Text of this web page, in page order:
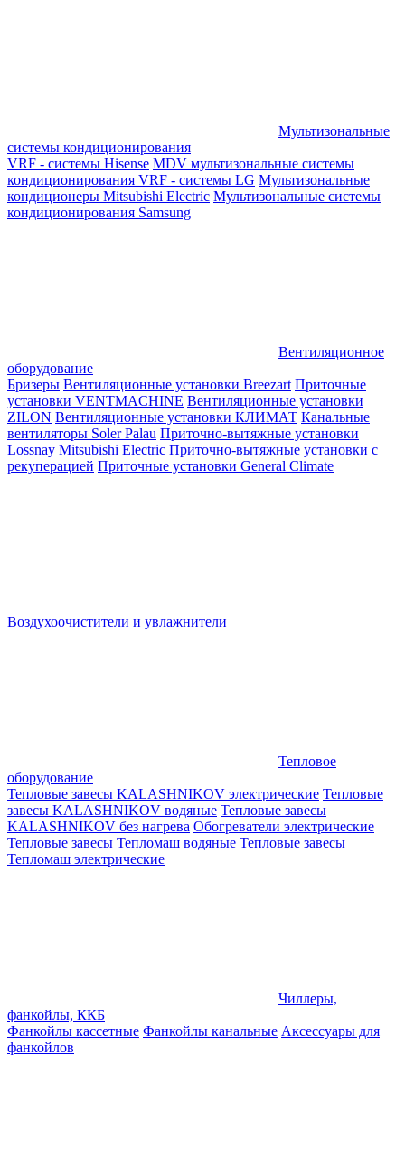
Мультизональные
системы кондиционирования
VRF - системы Hisense MDV мультизональные системы
кондиционирования VRF - системы LG Мультизональные
кондиционеры Mitsubishi Electric Мультизональные системы
кондиционирования Samsung
Вентиляционное
оборудование
Бризеры Вентиляционные установки Breezart Приточные
установки VENTMACHINE Вентиляционные установки
ZILON Вентиляционные установки КЛИМАТ Канальные
вентиляторы Soler Palau Приточно-вытяжные установки
Lossnay Mitsubishi Electric Приточно-вытяжные установки с
рекуперацией Приточные установки General Climate
Воздухоочистители и увлажнители
Тепловое
оборудование
Тепловые завесы KALASHNIKOV электрические Тепловые
завесы KALASHNIKOV водяные Тепловые завесы
KALASHNIKOV без нагрева Обогреватели электрические
Тепловые завесы Тепломаш водяные Тепловые завесы
Тепломаш электрические
Чиллеры,
фанкойлы, ККБ
Фанкойлы кассетные Фанкойлы канальные Аксессуары для
фанкойлов